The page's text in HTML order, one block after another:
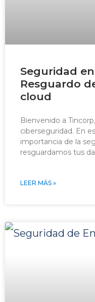
Seguridad
Resguardo
cloud
Bienvenido a
ciberseguridad. En
importancia de la
resguardamos tus
LEER MÁS »